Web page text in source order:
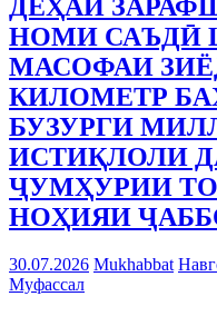
ДЕҲАИ
НОМИ САЪДӢ
МАСОФАИ
КИЛОМЕТР
БУЗУРГИ
ИСТИҚЛОЛИ
ҶУМҲУРИИ
НОҲИЯИ
30.07.2026 Mukhabbat
Муфассал